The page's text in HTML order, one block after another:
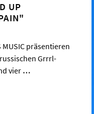
UP
MUSIC präsentieren
Grrrl-
vier…